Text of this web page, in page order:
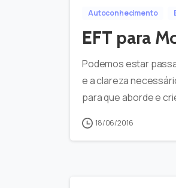
Autoconhecimento
EFT para
Podemos estar
e a clareza
para que aborde e
18/06/2016